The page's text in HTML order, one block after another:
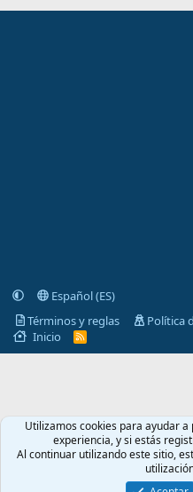
Español (ES)
Términos y reglas
Política
Inicio
R
S
Utilizamos cookies para ayudar
experiencia, y si estás
Al continuar utilizando este sitio,